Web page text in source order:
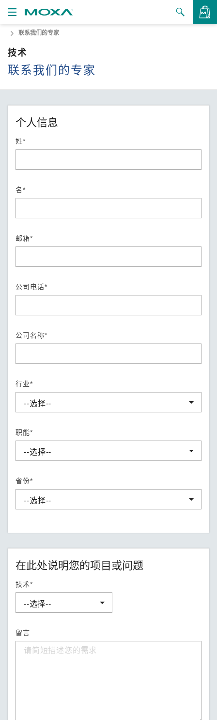
品
决方案
于我们
系我们
作伙伴专区
Moxa
联系我们的专家
技术
联系我们的专家
个人信息
姓*
名*
邮箱*
公司电话*
公司名称*
行业*
职能*
省份*
在此处说明您的项目或问题
技术*
留言